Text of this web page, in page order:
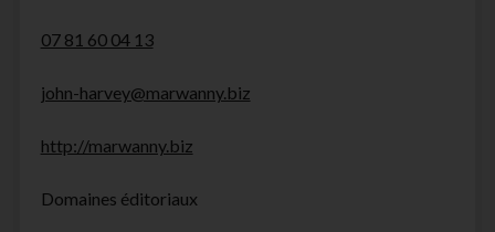
07 81 60 04 13
john-harvey@marwanny.biz
http://marwanny.biz
Domaines éditoriaux